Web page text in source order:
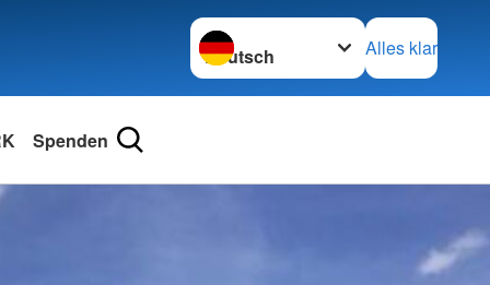
Sprache wechseln zu
Alles klar
Spenden